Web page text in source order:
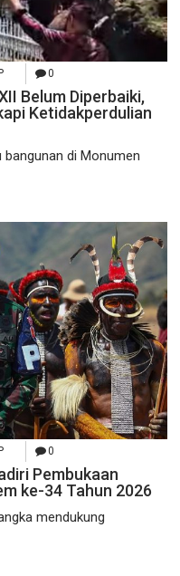
0
Belum Diperbaiki,
Ketidakperdulian
di Monumen
0
Pembukaan
ke-34 Tahun 2026
mendukung